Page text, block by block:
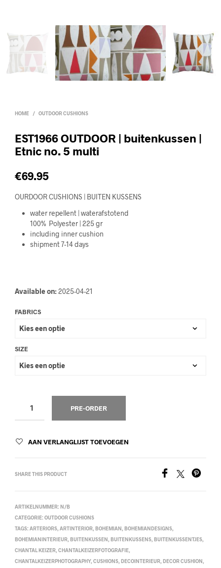
HOME / OUTDOOR CUSHIONS
EST1966 OUTDOOR | buitenkussen |
Etnic no. 5 multi
€69.95
OURDOOR CUSHIONS | BUITEN KUSSENS
water repellent | waterafstotend
100% Polyester | 225 gr
including inner cushion
shipment 7-14 days
Available on:2025-04-21
FABRICS
SIZE
PRE-ORDER
AAN VERLANGLIJST TOEVOEGEN
SHARE THIS PRODUCT
ARTIKELNUMMER:N/B
CATEGORIE:OUTDOOR CUSHIONS
TAGS:ARTERIORS, ARTINTERIOR, BOHEMIAN, BOHEMIANDESIGNS,
BOHEMIANINTERIEUR, BUITENKUSSEN, BUITENKUSSENS, BUITENKUSSENTJES,
CHANTAL KEIZER, CHANTALKEIZERFOTOGRAFIE,
CHANTALKEIZERPHOTOGRAPHY, CUSHIONS, DECOINTERIEUR, DECOR CUSHION,